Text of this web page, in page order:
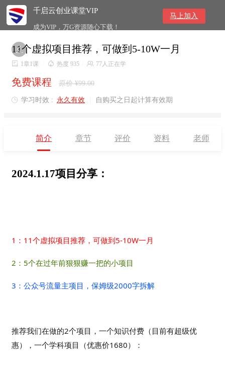
千启云创业课堂VIP
成为VIP，万G资源随心下载！
马上加入

11个虚拟项目推荐，可做到5-10W一月
 1章1课  热度 935  77人正在学
免费课程 原价 ¥99.00
 学习时效 : 永久有效 自购买之日起计算有效期
简介 章节 评价 资料 老师
2024.1.17项目分享：
1：11个虚拟项目推荐，可做到5-10W一月
2：5个在过年前狠狠赚一把的小项目
3：公众号流量主项目，保姆级2000字拆解
推荐我们在做的2个项目，一个知识付费（目前有超级优
惠），一个学科项目（优惠价1680）：